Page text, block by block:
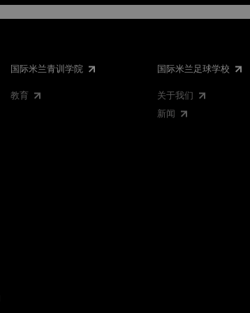
国际米兰青训学院
教育
国际米兰足球学校
关于我们
新闻